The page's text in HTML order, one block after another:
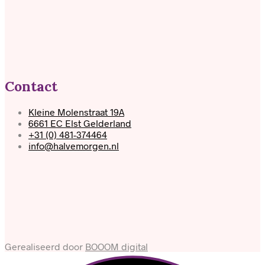
Contact
Kleine Molenstraat 19A
6661 EC Elst Gelderland
+31 (0) 481-374464
info@halvemorgen.nl
Gerealiseerd door BOOOM digital